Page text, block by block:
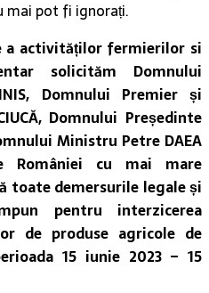
mai pot fi ignorați.
a activităților fermierilor si
solicităm Domnului
Domnului Premier și
Domnului Președinte
Ministru Petre DAEA
României cu mai mare
demersurile legale și
pentru interzicerea
de produse agricole de
15 iunie 2023 – 15